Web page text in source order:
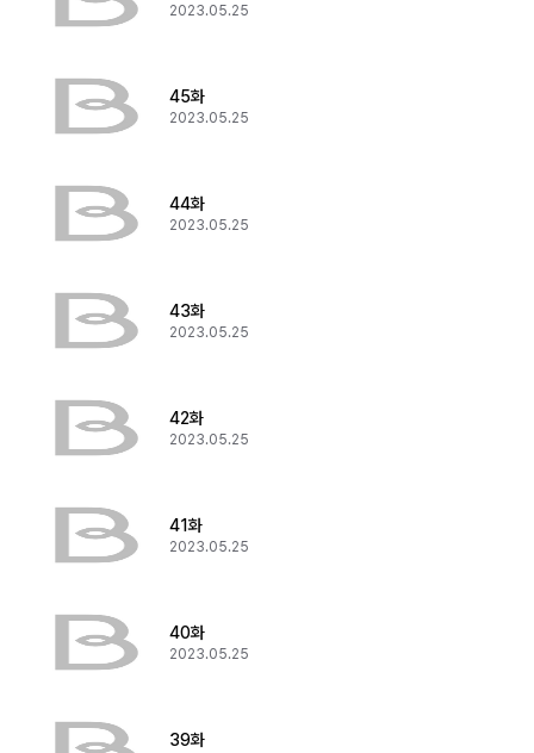
2023.05.25
45화
2023.05.25
44화
2023.05.25
43화
2023.05.25
42화
2023.05.25
41화
2023.05.25
40화
2023.05.25
39화